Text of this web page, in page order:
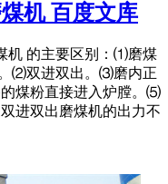
机 百度文库
机 的主要区别：⑴磨煤
⑵双进双出。⑶磨内正
煤粉直接进入炉膛。⑸
进双出磨煤机的出力不